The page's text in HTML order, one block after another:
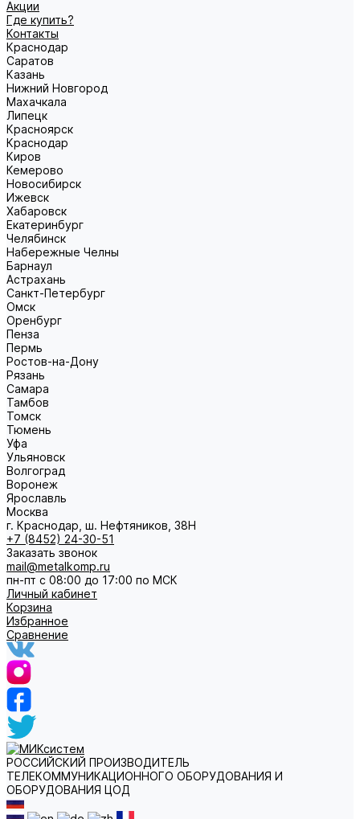
Акции
Где купить?
Контакты
Краснодар
Саратов
Казань
Нижний Новгород
Махачкала
Липецк
Красноярск
Краснодар
Киров
Кемерово
Новосибирск
Ижевск
Хабаровск
Екатеринбург
Челябинск
Набережные Челны
Барнаул
Астрахань
Санкт-Петербург
Омск
Оренбург
Пенза
Пермь
Ростов-на-Дону
Рязань
Самара
Тамбов
Томск
Тюмень
Уфа
Ульяновск
Волгоград
Воронеж
Ярославль
Москва
г. Краснодар, ш. Нефтяников, 38Н
+7 (8452) 24-30-51
Заказать звонок
mail@metalkomp.ru
пн-пт с 08:00 до 17:00 по МСК
Личный кабинет
Корзина
Избранное
Сравнение
РОССИЙСКИЙ ПРОИЗВОДИТЕЛЬ
ТЕЛЕКОММУНИКАЦИОННОГО ОБОРУДОВАНИЯ И
ОБОРУДОВАНИЯ ЦОД